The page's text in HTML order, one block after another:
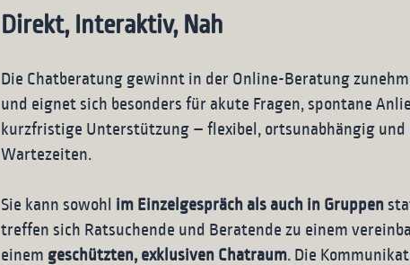
Direkt, Interaktiv, Nah
Die Chatberatung gewinnt in der Online-Beratung
und eignet sich besonders für akute Fragen, spontane
kurzfristige Unterstützung – flexibel, ortsunabhängig und
Wartezeiten.
Sie kann sowohl im Einzelgespräch als auch in Gruppen
treffen sich Ratsuchende und Beratende zu einem
einem geschützten, exklusiven Chatraum. Die